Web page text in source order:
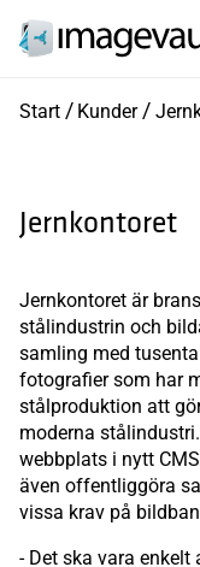
Start Kunder
Jernkontoret
Jernkontoret är
stålindustrin och
samling med
fotografier som har
stålproduktion att
moderna
webbplats i nytt
även offentliggöra
vissa krav på
- Det ska vara enkelt